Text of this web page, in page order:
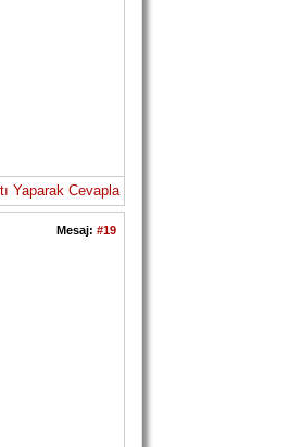
Mesaj: #19